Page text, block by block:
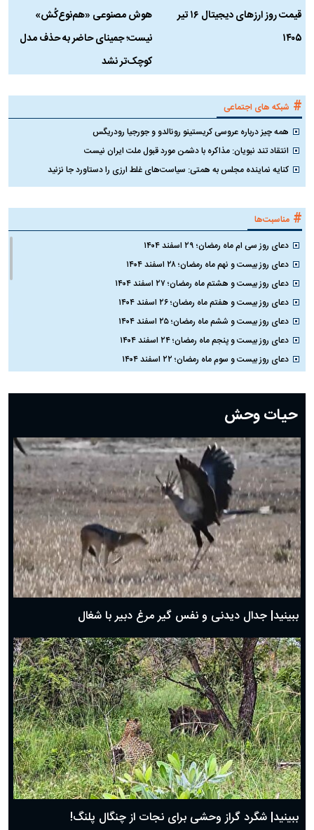
قیمت روز ارز‌های دیجیتال ۱۶ تیر
۱۴۰۵
هوش مصنوعی «هم‌نوع‌کُش»
نیست؛ جمینای حاضر به حذف مدل
کوچک‌تر نشد
# شبکه های اجتماعی
همه چیز درباره عروسی کریستینو رونالدو و جورجیا رودریگس
انتقاد تند نبویان: مذاکره با دشمن مورد قبول ملت ایران نیست
کنایه نماینده مجلس به همتی: سیاست‌های غلط ارزی را دستاورد جا نزنید
# مناسبت‌ها
دعای روز سی ام ماه رمضان؛ ۲۹ اسفند ۱۴۰۴
دعای روز بیست و نهم ماه رمضان؛ ۲۸ اسفند ۱۴۰۴
دعای روز بیست و هشتم ماه رمضان؛ ۲۷ اسفند ۱۴۰۴
دعای روز بیست و هفتم ماه رمضان؛ ۲۶ اسفند ۱۴۰۴
دعای روز بیست و ششم ماه رمضان؛ ۲۵ اسفند ۱۴۰۴
دعای روز بیست و پنجم ماه رمضان؛ ۲۴ اسفند ۱۴۰۴
دعای روز بیست و سوم ماه رمضان؛ ۲۲ اسفند ۱۴۰۴
دعای روز بیستم ماه رمضان؛ ۱۹ اسفند ۱۴۰۴
دعای روز هشتم ماه مبارک رمضان؛ ۷ اسفند ماه ۱۴۰۴
دعای روز هفتم ماه رمضان؛ ۶ اسفند ۱۴۰۴
دعای روز ششم ماه رمضان؛ ۵ اسفند ۱۴۰۴
دعای روز پنجم ماه رمضان؛ ۴ اسفند ۱۴۰۴
دعای روز چهارم ماه مبارک رمضان؛ ۳ اسفند ۱۴۰۴
دعای روز سوم ماه مبارک رمضان؛ ۱۴ اسفند ۱۴۰۴
دعای روز دوم ماه مبارک رمضان ۱ اسفند ماه ۱۴۰۴
دعای روز اول ماه مبارک رمضان، ۳۰ بهمن ۱۴۰۴
حضرت زینب(س) چگونه از دنیا رفت؟
بهترین پیامک تبریک روز پدر ۱۴۰۴؛ جملات زیبا و صمیمانه
حیات وحش
ببینید| جدال دیدنی و نفس گیر مرغ دبیر با شغال
ببینید| شگرد گراز وحشی برای نجات از چنگال پلنگ!